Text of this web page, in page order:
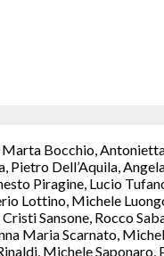
Bocchio,
Dell’Aquila,
Piragine, Lucio
Lottino, Michele
Sansone, Rocco
Maria Scarnato,
Michele